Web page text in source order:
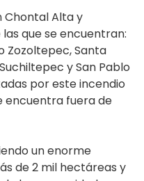
Chontal Alta y
que se encuentran:
Zozoltepec, Santa
y San Pablo
por este incendio
encuentra fuera de
un enorme
de 2 mil hectáreas y